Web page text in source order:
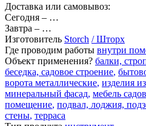
Доставка или самовывоз:
Сегодня – …
Завтра – …
Изготовитель Storch / Шторх
Где проводим работы внутри
Объект применения? балки,
беседка, садовое строение,
ворота металлические, изделия
минеральный фасад, мебель
помещение, подвал, лоджия,
стены, терраса